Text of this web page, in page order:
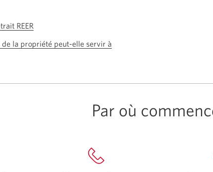
REER
la propriété peut-elle servir à
Par où